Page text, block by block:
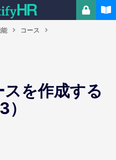
コース
を作成する
）